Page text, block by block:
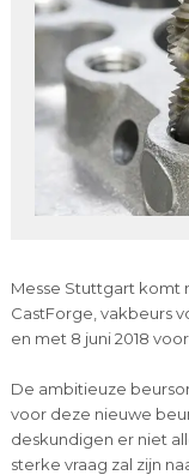
Messe Stuttgart komt
CastForge, vakbeurs
en met 8 juni 2018
De ambitieuze
voor deze nieuwe
deskundigen er niet
sterke vraag zal zijn